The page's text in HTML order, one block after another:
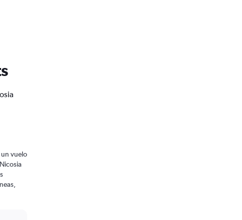
un vuelo